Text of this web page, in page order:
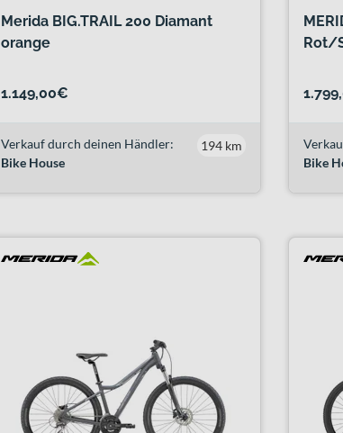
Merida BIG.TRAIL 200 Diamant
orange
1.149,00€
Verkauf durch deinen Händler:
Bike House
194 km
Rot/
Bike